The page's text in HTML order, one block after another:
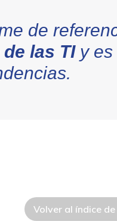
de
las TIy es
Volver al índice